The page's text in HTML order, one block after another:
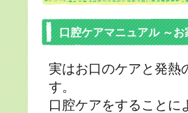
口腔ケアマニュアル ～
実はお口のケアと発熱
す。
口腔ケアをすることに